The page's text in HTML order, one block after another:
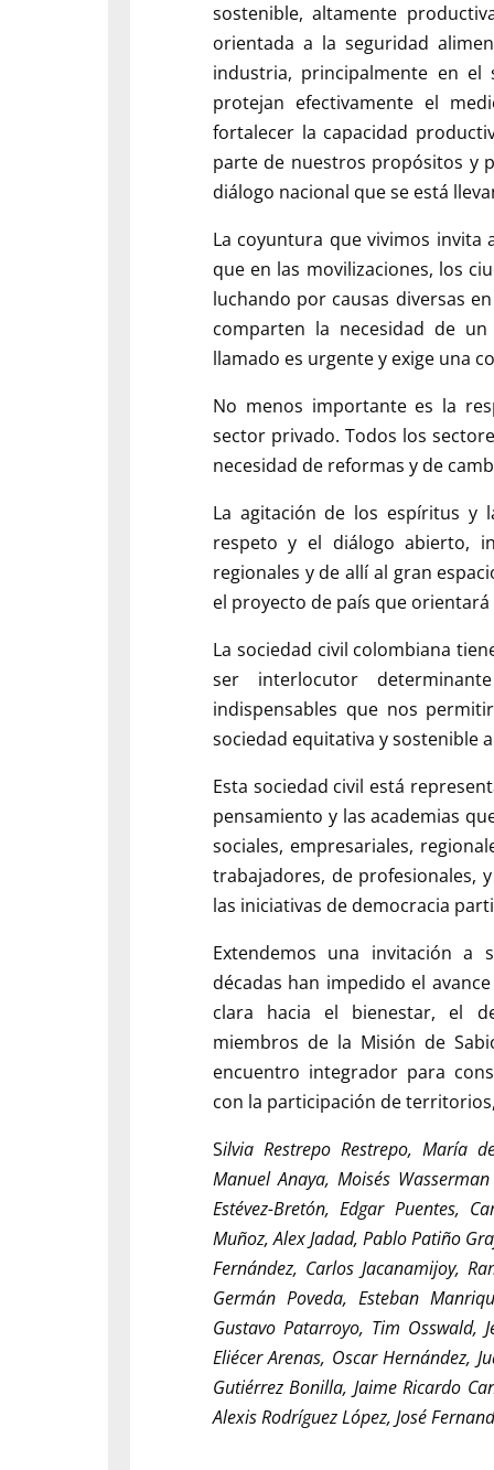
sostenible, altamente
orientada a la seguridad
industria, principalmente en
protejan efectivamente el
fortalecer la capacidad
parte de nuestros propósitos y
diálogo nacional que se está
La coyuntura que vivimos invita
que en las movilizaciones, los
luchando por causas diversas
comparten la necesidad de
llamado es urgente y exige una
No menos importante es la
sector privado. Todos los
necesidad de reformas y de
La agitación de los espíritus y
respeto y el diálogo abierto,
regionales y de allí al gran
el proyecto de país que
La sociedad civil colombiana
ser interlocutor
indispensables que nos
sociedad equitativa y sostenible
Esta sociedad civil está
pensamiento y las academias
sociales, empresariales,
trabajadores, de profesionales,
las iniciativas de democracia
Extendemos una invitación a
décadas han impedido el
clara hacia el bienestar, el
miembros de la Misión de
encuentro integrador para
con la participación de
Silvia Restrepo Restrepo, María
Manuel Anaya, Moisés
Estévez-Bretón, Edgar Puentes,
Muñoz, Alex Jadad, Pablo Patiño
Fernández, Carlos Jacanamijoy,
Germán Poveda, Esteban
Gustavo Patarroyo, Tim Osswald,
Eliécer Arenas, Oscar Hernández,
Gutiérrez Bonilla, Jaime Ricardo
Alexis Rodríguez López, José